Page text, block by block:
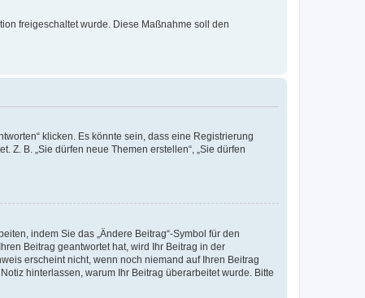
freigeschaltet wurde. Diese Maßnahme soll den
klicken. Es könnte sein, dass eine Registrierung
B. „Sie dürfen neue Themen erstellen“, „Sie dürfen
indem Sie das „Ändere Beitrag“-Symbol für den
Beitrag geantwortet hat, wird Ihr Beitrag in der
erscheint nicht, wenn noch niemand auf Ihren Beitrag
hinterlassen, warum Ihr Beitrag überarbeitet wurde. Bitte